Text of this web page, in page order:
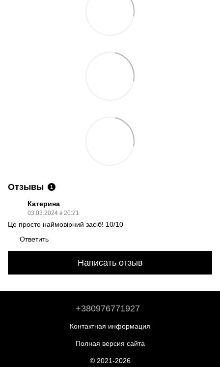
Отзывы 1
Катерина
03.03.2024 в 20:21
Це просто наймовірний засіб! 10/10
Ответить
Написать отзыв
+380976771927
Контактная информация
Полная версия сайта
© 2021-2026